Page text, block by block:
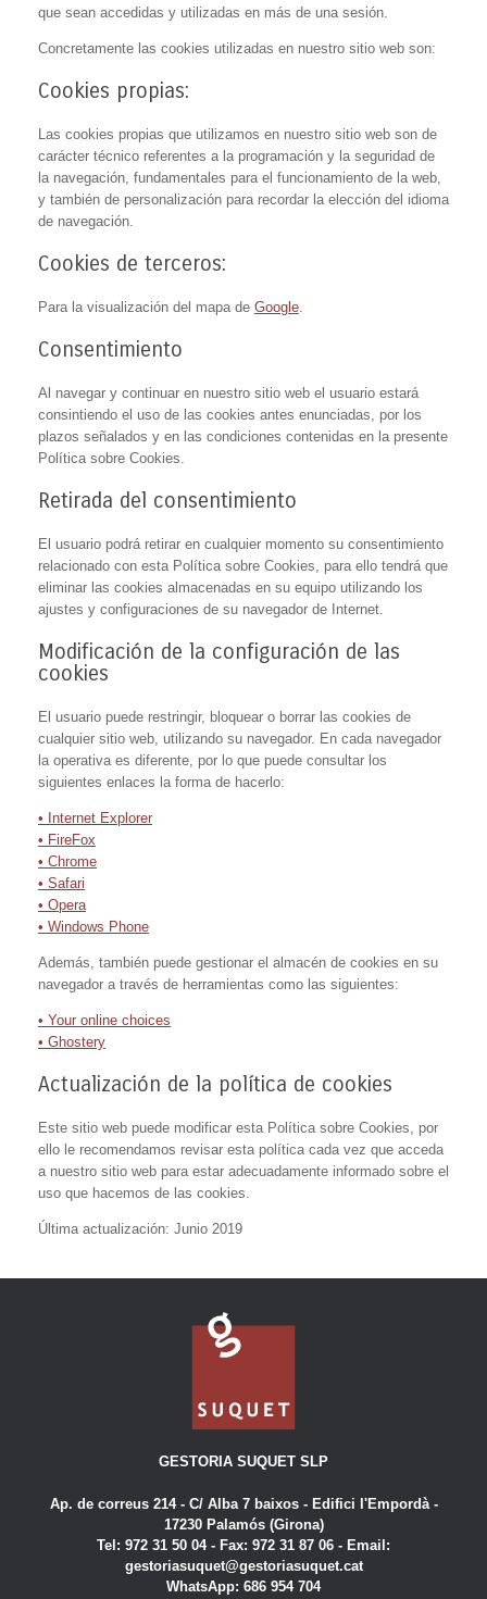
que sean accedidas y utilizadas en más de una sesión.
Concretamente las cookies utilizadas en nuestro sitio web son:
Cookies propias:
Las cookies propias que utilizamos en nuestro sitio web son de
carácter técnico referentes a la programación y la seguridad de
la navegación, fundamentales para el funcionamiento de la web,
y también de personalización para recordar la elección del idioma
de navegación.
Cookies de terceros:
Para la visualización del mapa de Google
Consentimiento
Al navegar y continuar en nuestro sitio web el usuario estará
consintiendo el uso de las cookies antes enunciadas, por los
plazos señalados y en las condiciones contenidas en la presente
Política sobre Cookies.
Retirada del consentimiento
El usuario podrá retirar en cualquier momento su consentimiento
relacionado con esta Política sobre Cookies, para ello tendrá que
eliminar las cookies almacenadas en su equipo utilizando los
ajustes y configuraciones de su navegador de Internet.
Modificación de la configuración de las
cookies
El usuario puede restringir, bloquear o borrar las cookies de
cualquier sitio web, utilizando su navegador. En cada navegador
la operativa es diferente, por lo que puede consultar los
siguientes enlaces la forma de hacerlo:
• Internet Explorer
• FireFox
• Chrome
• Safari
• Opera
• Windows Phone
Además, también puede gestionar el almacén de cookies en su
navegador a través de herramientas como las siguientes:
• Your online choices
• Ghostery
Actualización de la política de cookies
Este sitio web puede modificar esta Política sobre Cookies, por
ello le recomendamos revisar esta política cada vez que acceda
a nuestro sitio web para estar adecuadamente informado sobre el
uso que hacemos de las cookies.
Última actualización: Junio 2019
GESTORIA SUQUET SLP
Ap. de correus 214 - C/ Alba 7 baixos - Edifici l'Empordà -
17230 Palamós (Girona)
Tel: 972 31 50 04 - Fax: 972 31 87 06 - Email:
gestoriasuquet@gestoriasuquet.cat
WhatsApp: 686 954 704